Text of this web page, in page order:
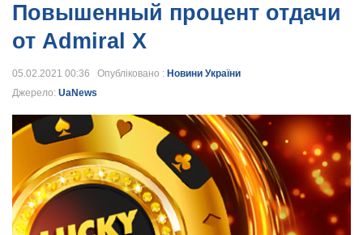
Повышенный процент отдачи
от Admiral X
05.02.2021 00:36 Опубліковано : Новини України
Джерело: UaNews